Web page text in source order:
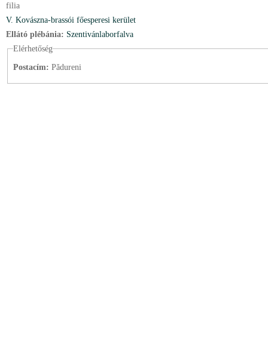
filia
V. Kovászna-brassói főesperesi kerület
Ellátó plébánia: Szentivánlaborfalva
Elérhetőség
Postacím: Pădureni